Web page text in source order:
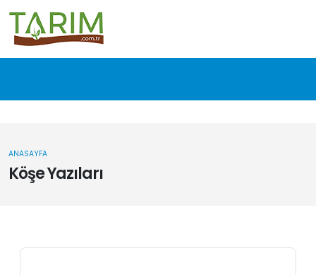
Köşe Yazıları
ANASAYFA